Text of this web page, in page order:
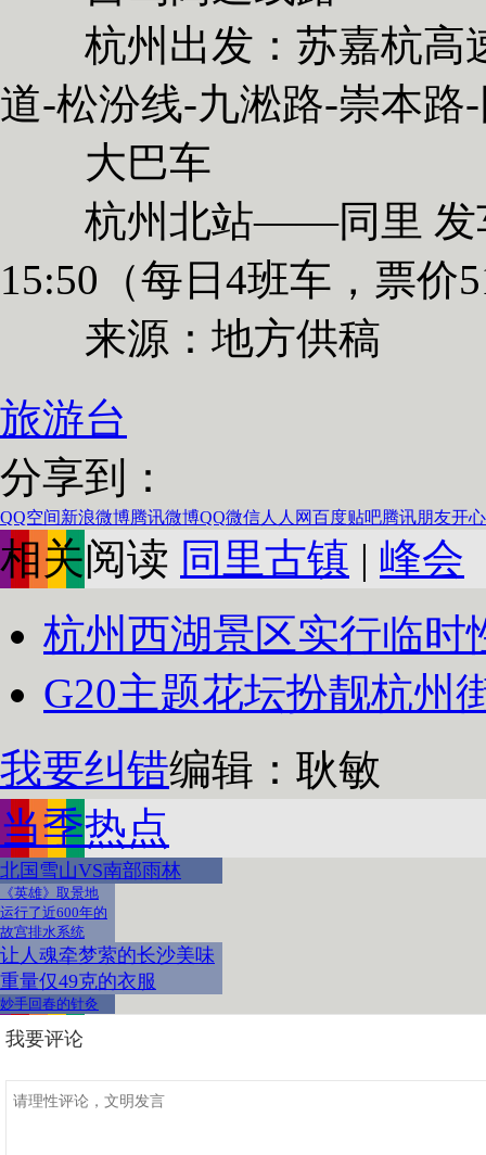
杭州出发：苏嘉杭高
道-松汾线-九淞路-崇本路
大巴车
杭州北站——同里 发车
15:50（每日4班车，票价
来源：地方供稿
旅游台
分享到：
QQ空间新浪微博腾讯微博QQ微信人人网百度贴吧腾讯朋友开
相关阅读 同里古镇 | 峰会
杭州西湖景区实行临时
G20主题花坛扮靓杭州
我要纠错编辑：耿敏
当季热点
北国雪山VS南部雨林
《英雄》取景地
运行了近600年的
故宫排水系统
让人魂牵梦萦的长沙美味
重量仅49克的衣服
妙手回春的针灸